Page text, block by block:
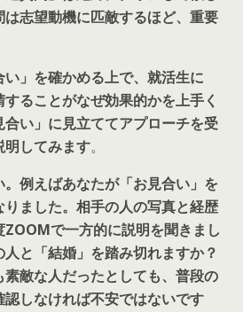
志望動機に匹敵するほど、重要
」を確かめる上で、就活生に
することがなぜ効果的かを上手く
い」に見立ててアプローチを受
明してみます。
例えばあなたが「お見合い」を
りました。相手の人の写真と経歴
で一方的に説明を聞きまし
と「結婚」を踏み切れますか？
敵な人だったとしても、普段の
しなければ不安ではないです